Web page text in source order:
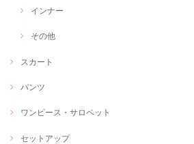
インナー
その他
スカート
パンツ
ワンピース・サロペット
セットアップ